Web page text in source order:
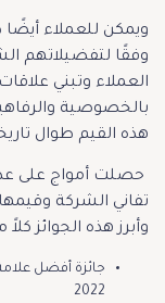
ويمكن للعملاء
وفقًا لتفضيلاتهم
العملاء وتبني
بالخصوصية
هذه القيم طوال
حصلت أمواج على عدد
تفاني الشركة وقيمها
وأبرز هذه الجوائز كلاً
جائزة أفضل
2022